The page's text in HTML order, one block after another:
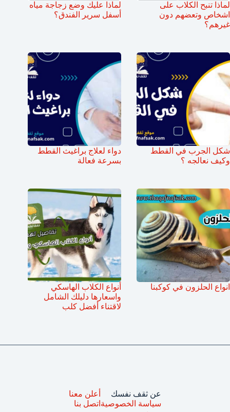
لماذا تنبح الكلاب على
اشخاص وتعضهم دون
غيرهم؟
لماذا عليك وضع زجاجة مياه
أسفل سرير الفندق؟
شكل الجرب في القطط
وكيف نعالجه ؟
دواء لعلاج براغيث القطط
بسرعة فعالة
انواع الحلزون في كوكبنا
أنواع الكلاب الهاسكي
واسعارها دليلك الشامل
لاقتناء أفضل كلب
عن ثقف نفسك
سياسة الخصوصية
أعلن معنا
اتصل بنا